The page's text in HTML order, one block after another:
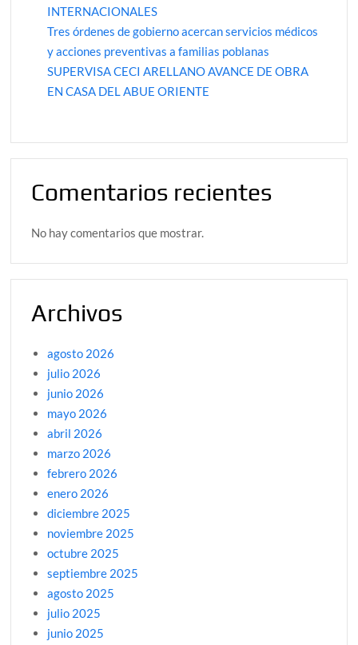
INTERNACIONALES
Tres órdenes de gobierno acercan servicios médicos
y acciones preventivas a familias poblanas
SUPERVISA CECI ARELLANO AVANCE DE OBRA
EN CASA DEL ABUE ORIENTE
Comentarios recientes
No hay comentarios que mostrar.
Archivos
agosto 2026
julio 2026
junio 2026
mayo 2026
abril 2026
marzo 2026
febrero 2026
enero 2026
diciembre 2025
noviembre 2025
octubre 2025
septiembre 2025
agosto 2025
julio 2025
junio 2025